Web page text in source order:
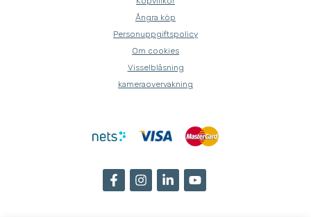
Ångra köp
Personuppgiftspolicy
Om cookies
Visselblåsning
kameraovervakning